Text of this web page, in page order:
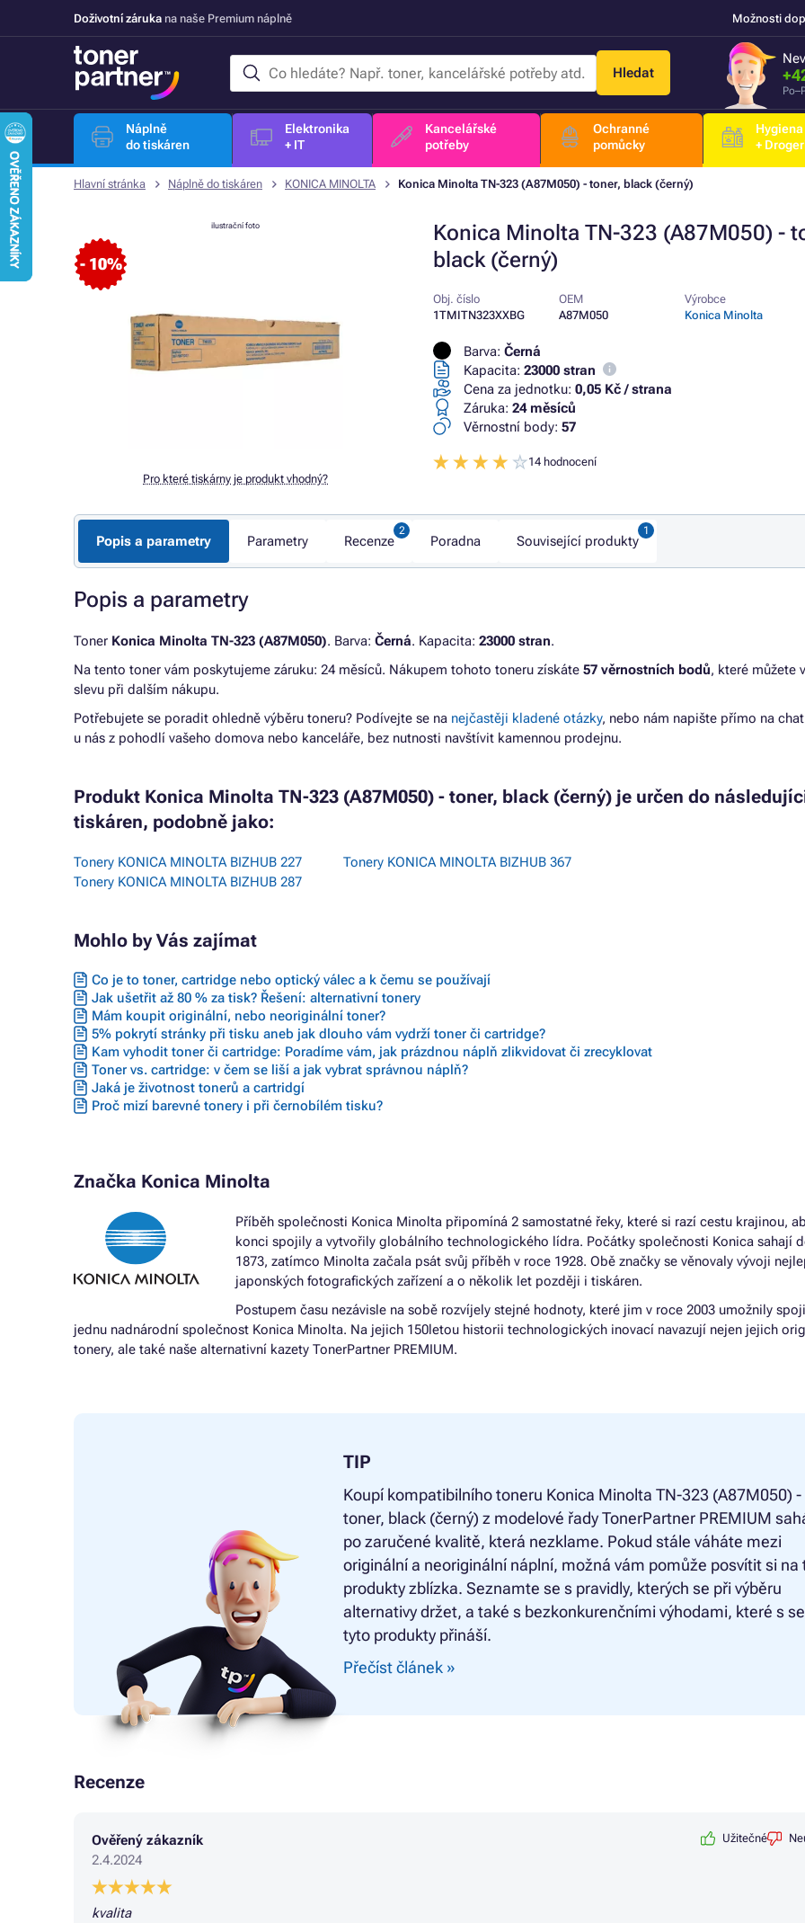
Doživotní záruka na naše Premium náplně Možnosti
Hledat
Náplně
do tiskáren
Elektronika
+ IT
Kancelářské
potřeby
Ochranné
pomůcky
Hygiena
+
Hlavní stránka Náplně do tiskáren KONICA MINOLTA Konica Minolta TN-323 (A87M050) - toner, black (černý)
Konica Minolta TN-323 (A87M050) -
black (černý)
- 10%
ilustrační foto
Pro které tiskárny je produkt vhodný?
Obj. číslo
1TMITN323XXBG
OEM
A87M050
Výrobce
Konica Minolta
Barva: Černá
Kapacita: 23000 stran
Cena za jednotku: 0,05 Kč / strana
Záruka: 24 měsíců
Věrnostní body: 57
14 hodnocení
Popis a parametry Parametry Recenze Poradna Související produkty
Popis a parametry
Toner Konica Minolta TN-323 (A87M050). Barva: Černá. Kapacita: 23000 stran.
Na tento toner vám poskytujeme záruku: 24 měsíců. Nákupem tohoto toneru získáte 57 věrnostních bodů, které můžete
slevu při dalším nákupu.
Potřebujete se poradit ohledně výběru toneru? Podívejte se na nejčastěji kladené otázky, nebo nám napište přímo na
u nás z pohodlí vašeho domova nebo kanceláře, bez nutnosti navštívit kamennou prodejnu.
Produkt Konica Minolta TN-323 (A87M050) - toner, black (černý) je určen do
tiskáren, podobně jako:
Tonery KONICA MINOLTA BIZHUB 227
Tonery KONICA MINOLTA BIZHUB 287
Tonery KONICA MINOLTA BIZHUB 367
Mohlo by Vás zajímat
Co je to toner, cartridge nebo optický válec a k čemu se používají
Jak ušetřit až 80 % za tisk? Řešení: alternativní tonery
Mám koupit originální, nebo neoriginální toner?
5% pokrytí stránky při tisku aneb jak dlouho vám vydrží toner či cartridge?
Kam vyhodit toner či cartridge: Poradíme vám, jak prázdnou náplň zlikvidovat či zrecyklovat
Toner vs. cartridge: v čem se liší a jak vybrat správnou náplň?
Jaká je životnost tonerů a cartridgí
Proč mizí barevné tonery i při černobílém tisku?
Značka Konica Minolta
Příběh společnosti Konica Minolta připomíná 2 samostatné řeky, které si razí cestu krajinou,
konci spojily a vytvořily globálního technologického lídra. Počátky společnosti Konica sahají
1873, zatímco Minolta začala psát svůj příběh v roce 1928. Obě značky se věnovaly vývoji
japonských fotografických zařízení a o několik let později i tiskáren.
Postupem času nezávisle na sobě rozvíjely stejné hodnoty, které jim v roce 2003 umožnily
jednu nadnárodní společnost Konica Minolta. Na jejich 150letou historii technologických inovací navazují nejen jejich
tonery, ale také naše alternativní kazety TonerPartner PREMIUM.
TIP
Koupí kompatibilního toneru Konica Minolta TN-323 (A87M050) -
toner, black (černý) z modelové řady TonerPartner PREMIUM
po zaručené kvalitě, která nezklame. Pokud stále váháte mezi
originální a neoriginální náplní, možná vám pomůže posvítit si na
produkty zblízka. Seznamte se s pravidly, kterých se při výběru
alternativy držet, a také s bezkonkurenčními výhodami, které s
tyto produkty přináší.
Přečíst článek »
Recenze
Ověřený zákazník
2.4.2024
Užitečné
kvalita